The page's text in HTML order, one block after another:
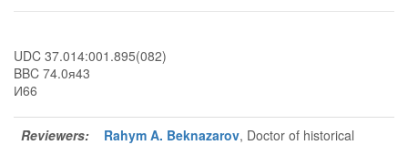
UDC 37.014:001.895(082)
BBC 74.0я43
И66
Reviewers: Rahym A. Beknazarov, Doctor of historical